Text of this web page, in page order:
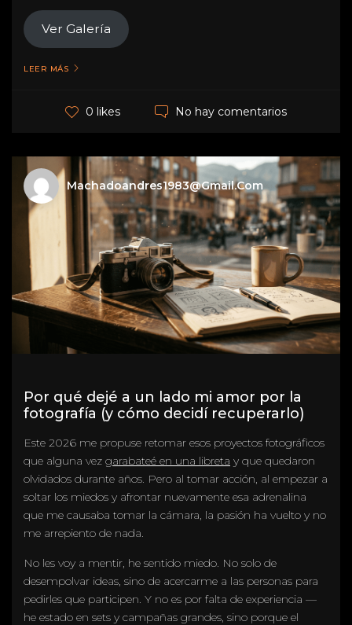
Ver Galería
LEER MÁS
0 likes No hay comentarios
Machadoandres1983@gmail.com
Por qué dejé a un lado mi amor por la
fotografía (y cómo decidí recuperarlo)
Este 2026 me propuse retomar esos proyectos fotográficos
que alguna vez garabateé en una libreta y que quedaron
olvidados durante años. Pero al tomar acción, al empezar a
soltar los miedos y afrontar nuevamente esa adrenalina
que me causaba tomar la cámara, la pasión ha vuelto y no
me arrepiento de nada.
No les voy a mentir, he sentido miedo. No solo de
desempolvar ideas, sino de acercarme a las personas para
pedirles que participen. Y no es por falta de experiencia —
he estado en sets y campañas grandes, sino porque el